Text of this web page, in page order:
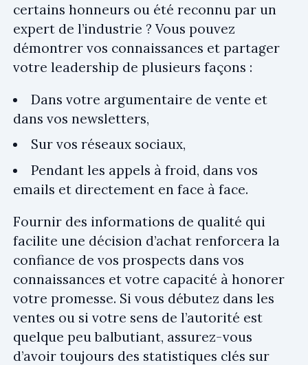
certains honneurs ou été reconnu par un
expert de l’industrie ? Vous pouvez
démontrer vos connaissances et partager
votre leadership de plusieurs façons :
Dans votre argumentaire de vente et
dans vos newsletters,
Sur vos réseaux sociaux,
Pendant les appels à froid, dans vos
emails et directement en face à face.
Fournir des informations de qualité qui
facilite une décision d’achat renforcera la
confiance de vos prospects dans vos
connaissances et votre capacité à honorer
votre promesse. Si vous débutez dans les
ventes ou si votre sens de l’autorité est
quelque peu balbutiant, assurez-vous
d’avoir toujours des statistiques clés sur